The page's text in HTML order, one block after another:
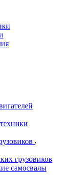
грузовиков
самосвалы